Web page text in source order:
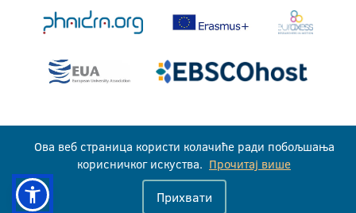
Универзитет у Бањој Луци © 2026
Сва права задржана
Ова веб страница користи колачиће ради побољшања
корисничког искуства. Прочитај више
Прихвати